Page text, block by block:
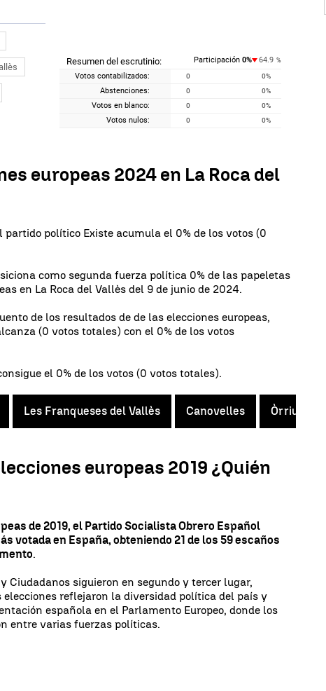
Resumen del escrutinio: Participación 0% 64.9 %
Votos contabilizados: 0 0%
Abstenciones: 0 0%
Votos en blanco: 0 0%
Votos nulos: 0 0%
europeas 2024 en La Roca del
partido político Existe acumula el 0% de los votos (0
como segunda fuerza política 0% de las papeletas
en La Roca del Vallès del 9 de junio de 2024.
de los resultados de de las elecciones europeas,
(0 votos totales) con el 0% de los votos
el 0% de los votos (0 votos totales).
Les Franqueses del Vallès Canovelles Òrrius
europeas 2019 ¿Quién
de 2019, el Partido Socialista Obrero Español
votada en España, obteniendo 21 de los 59 escaños
.
Ciudadanos siguieron en segundo y tercer lugar,
reflejaron la diversidad política del país y
española en el Parlamento Europeo, donde los
entre varias fuerzas políticas.